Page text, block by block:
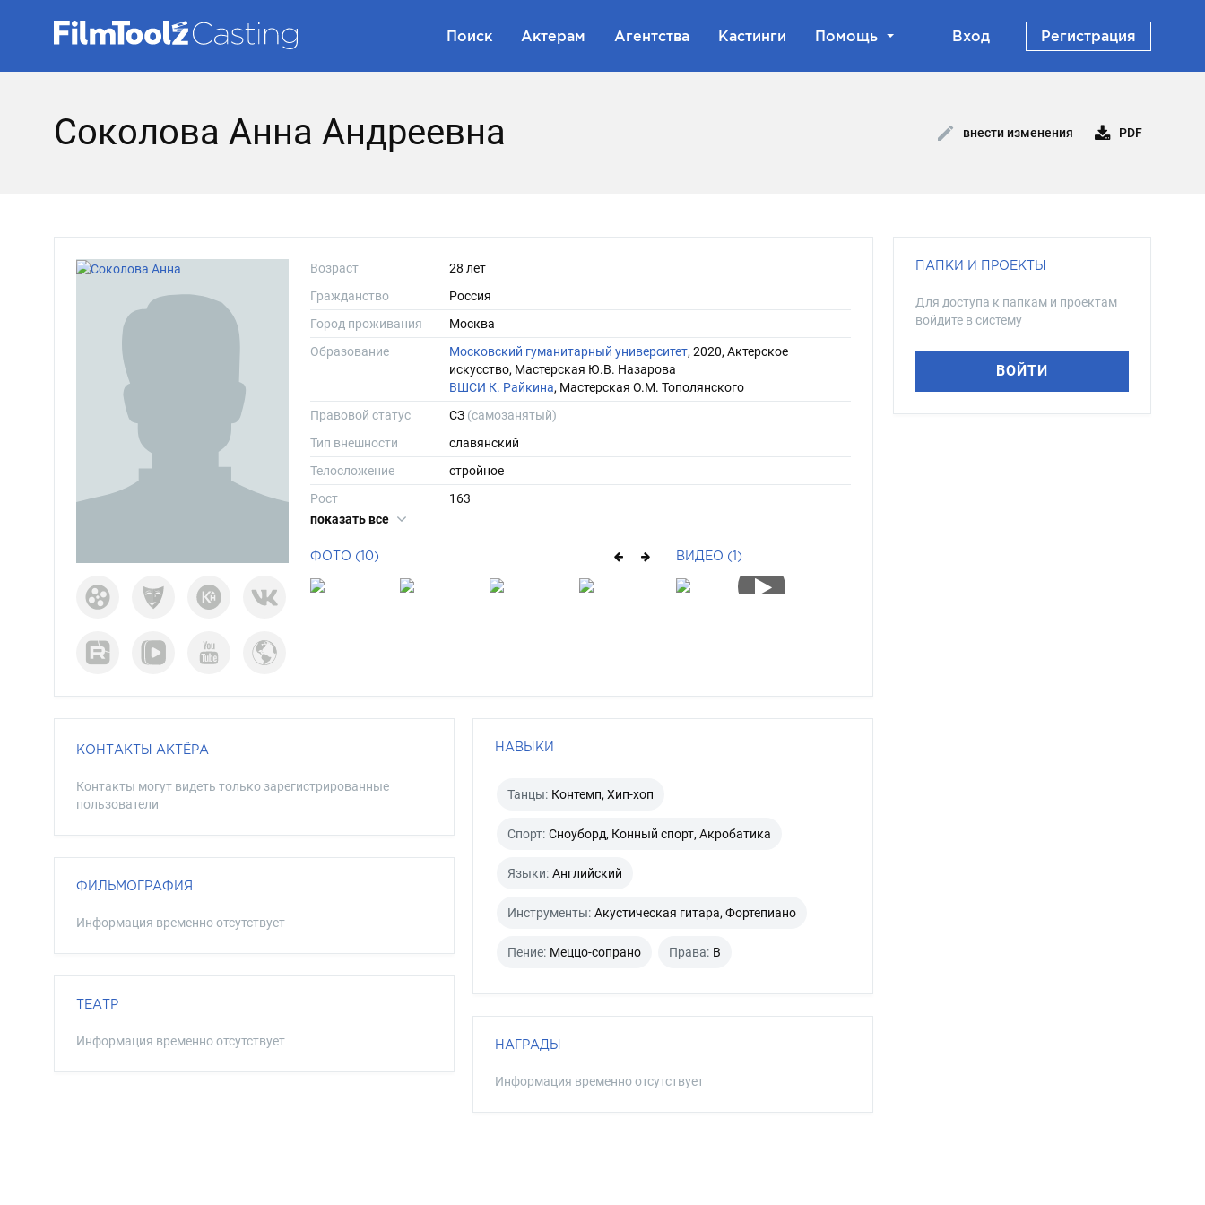
Поиск Актерам Агентства Кастинги Помощь Вход Регистрация
Соколова Анна Андреевна внести изменения PDF
Возраст
28 лет
Гражданство
Россия
Город проживания
Москва
Образование
Московский гуманитарный университет, 2020, Актерское
искусство, Мастерская Ю.В. Назарова
ВШСИ К. Райкина, Мастерская О.М. Тополянского
Правовой статус
СЗ (самозанятый)
Тип внешности
славянский
Телосложение
стройное
Рост
163
Вес
Размер одежды
Размер обуви
показать все
ФОТО (10) ВИДЕО (1)
КОНТАКТЫ АКТЁРА
Контакты могут видеть только зарегистрированные
пользователи
ФИЛЬМОГРАФИЯ
Информация временно отсутствует
ТЕАТР
Информация временно отсутствует
НАВЫКИ
Танцы: Контемп, Хип-хоп
Спорт: Сноуборд, Конный спорт, Акробатика
Языки: Английский
Инструменты: Акустическая гитара, Фортепиано
Пение: Меццо-сопрано Права: B
НАГРАДЫ
Информация временно отсутствует
ПАПКИ И ПРОЕКТЫ
Для доступа к папкам и проектам
войдите в систему
ВОЙТИ